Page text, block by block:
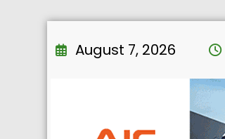
to
August 7, 2026